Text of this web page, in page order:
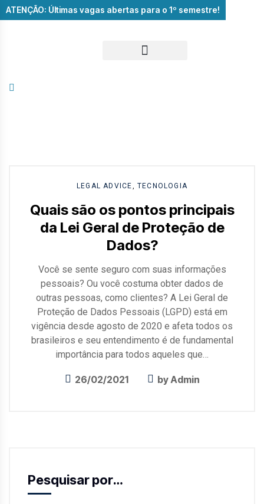
ATENÇÃO: Últimas vagas abertas para o 1º semestre!
LEGAL ADVICE, TECNOLOGIA
Quais são os pontos principais
da Lei Geral de Proteção de
Dados?
Você se sente seguro com suas informações
pessoais? Ou você costuma obter dados de
outras pessoas, como clientes? A Lei Geral de
Proteção de Dados Pessoais (LGPD) está em
vigência desde agosto de 2020 e afeta todos os
brasileiros e seu entendimento é de fundamental
importância para todos aqueles que…
26/02/2021 by Admin
Pesquisar por…